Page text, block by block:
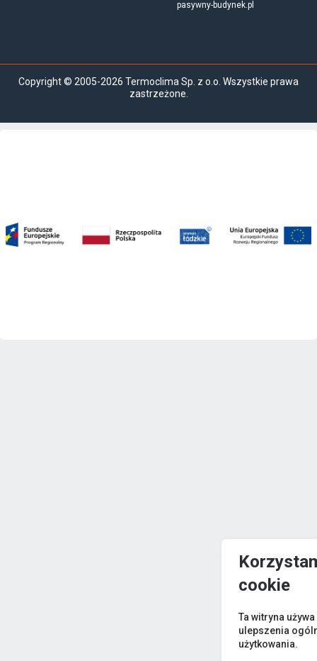
pasywny-budynek.pl
Copyright © 2005-2026 Termoclima Sp. z o.o. Wszystkie prawa
zastrzeżone.
cookie
Ta witryna
ulepszenia
użytkowania.